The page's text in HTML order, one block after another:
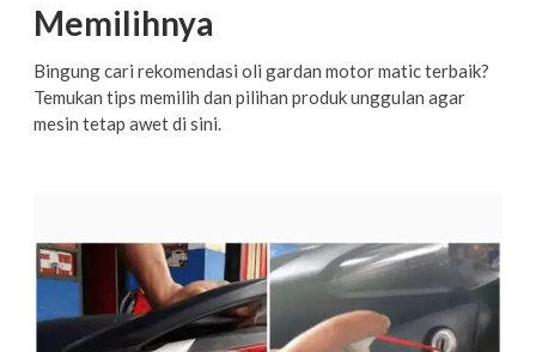
Memilihnya
Bingung cari rekomendasi oli gardan motor matic terbaik?
Temukan tips memilih dan pilihan produk unggulan agar
mesin tetap awet di sini.